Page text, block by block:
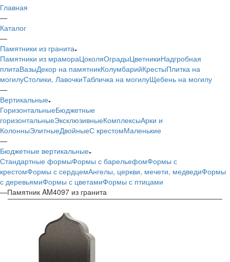
Главная
—
Каталог
—
Памятники из гранита
Памятники из мрамораЦоколяОградыЦветникиНадгробная
плитаВазыДекор на памятникКолумбарийКрестыПлитка на
могилуСтолики, ЛавочкиТабличка на могилуЩебень на могилу
—
Вертикальные
ГоризонтальныеБюджетные
горизонтальныеЭксклюзивныеКомплексыАрки и
КолонныЭлитныеДвойныеС крестомМаленькие
—
Бюджетные вертикальные
Стандартные формыФормы с барельефомФормы с
крестомФормы с сердцемАнгелы, церкви, мечети, медведиФормы
с деревьямиФормы с цветамиФормы с птицами
—Памятник AM4097 из гранита